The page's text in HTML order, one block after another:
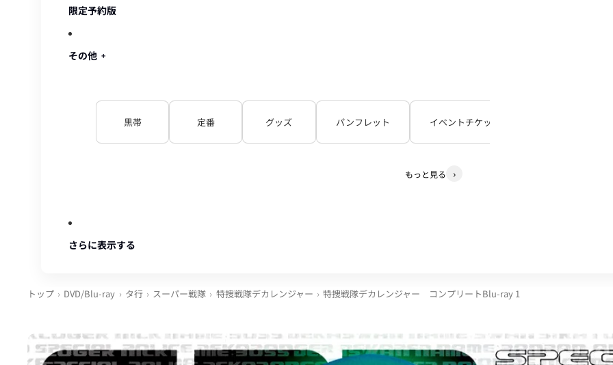
限定予約版
その他
黒帯 定番 グッズ パンフレット イベントチケット
もっと見る
さらに表示する
トップ DVD/Blu-ray タ行 スーパー戦隊 特捜戦隊デカレンジャー 特捜戦隊デカレンジャー コンプリートBlu-ray 1